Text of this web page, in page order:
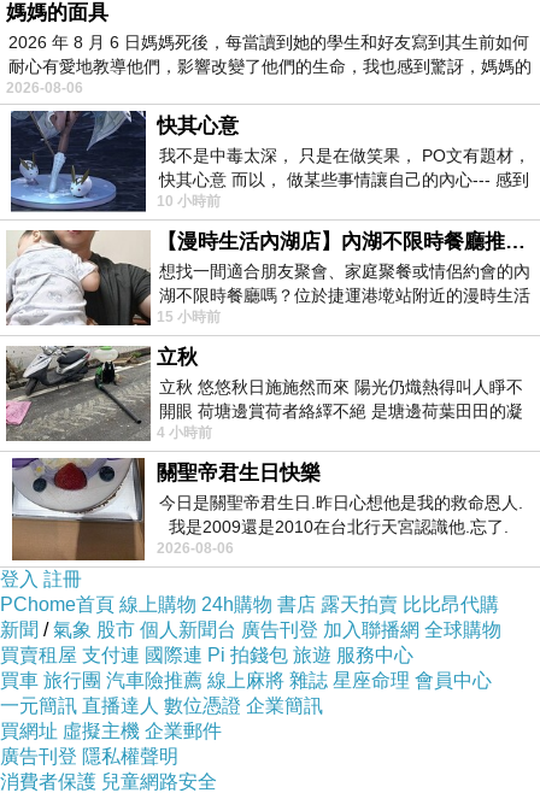
沒有效表述，公司的毛利率便很可能存在的問
題。除此之外，針對有的新項目公司為了更好地
提高效益而不將花費入帳的狀況，光從帳簿自身
下手無法發覺，這就必須在剖析領域收益、花費
配製的基本上，從業務流程經營規模、工作人員
薪資、銷售方式、業務流程管理步驟等層面去匡
算其有效的花費。
假如新項目公司的經營狀況在財務會計迴圈內無
法獲得令人滿意的回答，而會計記帳憑證、表格
和結轉系統軟體又不可以表明難題得話，融合新
專案公司的運營循環系統開展調查就變成最好是
的認證方式。大家有一個根據當場宰豬來專案投
資養殖行業的實例。
舉個事例，有一家從業畜牧養殖和宰殺的私營農
業企業，因為其會計標準度不足，PE單純性從帳
目來核查其營運能力不太非常容易，只有選用立
即和初始的方式復原運營來認證其財務報表。大
家的新專案工作組最先根據幾日的現場統計分
析，獲得料肉比資料資訊；又在現場屠宰了兩邊
活豬，獲得了具體出肉率資料資訊。在這個基礎
上，融合各時間段的活豬購置價錢和豬肉的價
格，對宰殺活豬的進銷存價差開展明確，再考慮
媽媽的面具
2026 年 8 月 6 日媽媽死後，每當讀到她的學生和好友寫到其生前如何
耐心有愛地教導他們，影響改變了他們的生命，我也感到驚訝，媽媽的
2026-08-06
快其心意
我不是中毒太深， 只是在做笑果， PO文有題材，
快其心意 而以， 做某些事情讓自己的內心--- 感到
愉快。
10 小時前
【漫時生活內湖店】內湖不限時餐廳推薦｜捷運港墘站美食，聚餐、約會、家庭聚會首選，正餐甜點一次滿足
想找一間適合朋友聚會、家庭聚餐或情侶約會的內
湖不限時餐廳嗎？位於捷運港墘站附近的漫時生活
內湖店，從捷運站步行約4分鐘即可抵
15 小時前
立秋
立秋 悠悠秋日施施然而來 陽光仍熾熱得叫人睜不
開眼 荷塘邊賞荷者絡繹不絕 是塘邊荷葉田田的凝
望 風中飄逸的是映日荷花別樣紅
4 小時前
關聖帝君生日快樂
今日是關聖帝君生日.昨日心想他是我的救命恩人.
我是2009還是2010在台北行天宮認識他.忘了.
一個奇摩交友的網友學
2026-08-06
登入 註冊
PChome首頁 線上購物 24h購物 書店 露天拍賣 比比昂代購
新聞 /氣象 股市 個人新聞台 廣告刊登 加入聯播網 全球購物
買賣租屋 支付連 國際連 Pi 拍錢包 旅遊 服務中心
買車 旅行團 汽車險推薦 線上麻將 雜誌 星座命理 會員中心
一元簡訊 直播達人 數位憑證 企業簡訊
買網址 虛擬主機 企業郵件
廣告刊登 隱私權聲明
消費者保護 兒童網路安全